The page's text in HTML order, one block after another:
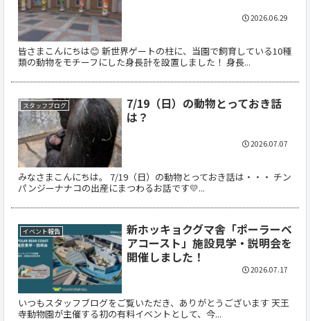
皆さまこんにちは😊 新世界ゲートの柱に、当園で飼育している10種
類の動物をモチーフにした身長計を設置しました！ 身長...
2026.06.29
スタッフブログ
7/19（日）の動物とっておき話
は？
みなさまこんにちは。 7/19（日）の動物とっておき話は・・・ チン
パンジーナナコの出産にまつわるお話です💛...
2026.07.07
イベント報告
新ホッキョクグマ舎「ポーラーベ
アコースト」施設見学・説明会を
開催しました！
いつもスタッフブログをご覧いただき、ありがとうございます 天王
寺動物園が主催する初の有料イベントとして、今...
2026.07.17